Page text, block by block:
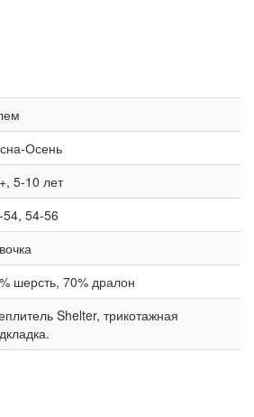
Осень
5-10 лет
54, 54-56
шерсть, 70% дралон
Shelter, трикотажная